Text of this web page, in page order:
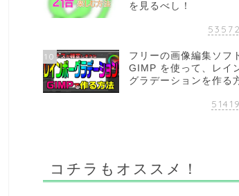
を見るべし！
53572
10
フリーの画像編集ソフ
GIMP を使って、レイ
グラデーションを作る
51419
コチラもオススメ！